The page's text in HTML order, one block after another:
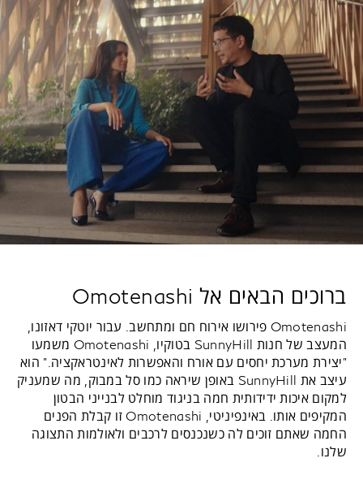
ברוכים הבאים אל Omotenashi
Omotenashi פירושו אירוח חם ומתחשב. עבור יוטקי דאזונו,
המעצב של חנות SunnyHill בטוקיו, Omotenashi משמעו
"יצירת מערכת יחסים עם אורח והאפשרות לאינטראקציה." הוא
עיצב את SunnyHill באופן שיראה כמו סל במבוק, מה שמעניק
למקום איכות ידידותית חמה בניגוד מוחלט לבנייני הבטון
המקיפים אותו. באינפיניטי, Omotenashi זו קבלת הפנים
החמה שאתם זוכים לה כשנכנסים לרכבים ולאולמות התצוגה
שלנו.